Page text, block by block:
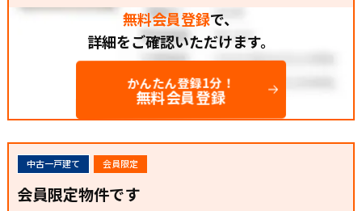
無料会員登録で、
詳細をご確認いただけます。
かんたん登録1分！
無料会員登録
中古一戸建て 会員限定
会員限定物件です